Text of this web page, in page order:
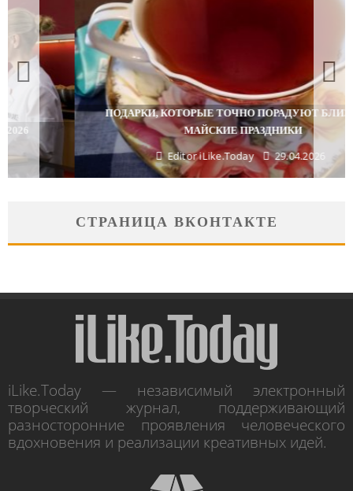
ПОДАРКИ, КОТОРЫЕ ТОЧНО ПОРАДУЮТ БЛИЗКИХ В
МАЙСКИЕ ПРАЗДНИКИ
Editor iLike.Today 29.04.2026
СТРАНИЦА ВКОНТАКТЕ
iLike.Today — независимый электронный
творческий журнал, поддерживающий
разносторонние проявления человеческого
вдохновения и реализации креативных идей.